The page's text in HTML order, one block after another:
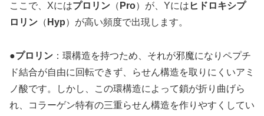
ここで、Xにはプロリン （ Pro）が、Yには ヒドロキシプ
ロリン （ Hyp）が高い頻度で出現します。
●プロリン ：環構造を持つため、それが邪魔になりペプチ
ド結合が自由に回転できず、らせん構造を取りにくいアミ
ノ酸です。しかし、この環構造によって鎖が折り曲げら
れ、コラーゲン特有の三重らせん構造を作りやすくしてい